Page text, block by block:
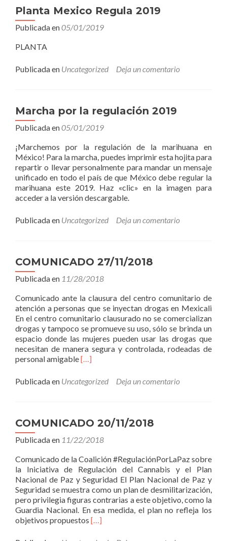
de
la
Planta Mexico Regula 2019
Publicada en05/01/2019
PLANTA
Publicada en Uncategorized Deja un comentario
Marcha por la regulación 2019
Publicada en05/01/2019
¡Marchemos por la regulación de la marihuana en
México! Para la marcha, puedes imprimir esta hojita para
repartir o llevar personalmente para mandar un mensaje
unificado en todo el país de que México debe regular la
marihuana este 2019. Haz «clic» en la imagen para
acceder a la versión descargable.
Publicada en Uncategorized Deja un comentario
COMUNICADO 27/11/2018
Publicada en 11/28/2018
Comunicado ante la clausura del centro comunitario de
atención a personas que se inyectan drogas en Mexicali
En el centro comunitario clausurado no se comercializan
drogas y tampoco se promueve su uso, sólo se brinda un
espacio donde las mujeres pueden usar las drogas que
necesitan de manera segura y controlada, rodeadas de
personal amigableLeer
27/11/2018
[…]
Publicada en Uncategorized Deja un comentario
COMUNICADO 20/11/2018
Publicada en 11/22/2018
Comunicado de la Coalición #RegulaciónPorLaPaz sobre
la Iniciativa de Regulación del Cannabis y el Plan
Nacional de Paz y Seguridad El Plan Nacional de Paz y
Seguridad se muestra como un plan de desmilitarización,
pero privilegia figuras contrarias a este objetivo, como la
Guardia Nacional. En esa medida, el plan no refleja los
objetivos propuestos Leer
[…]